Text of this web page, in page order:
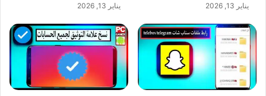
يناير 13, 2026 يناير 13, 2026